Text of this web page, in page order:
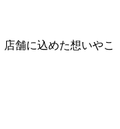
舗に込めた想いやこ